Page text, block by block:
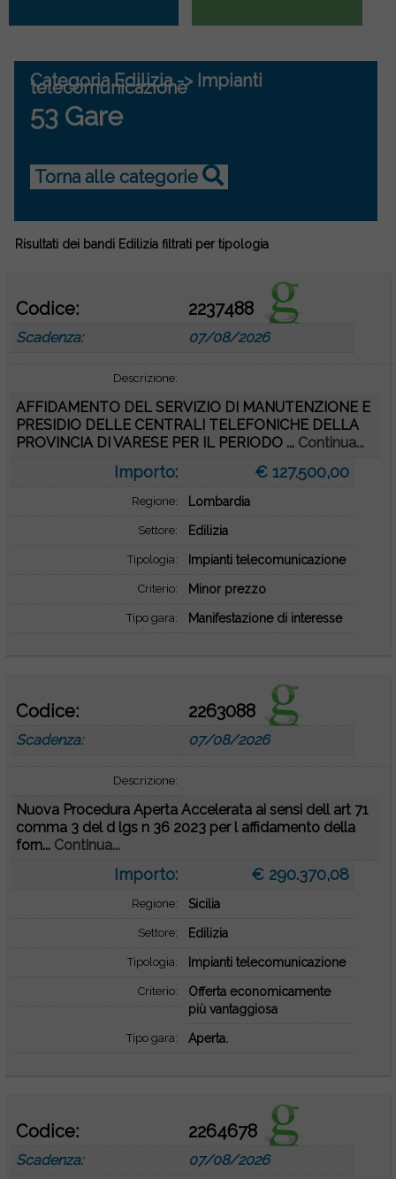
Categoria Edilizia -> Impianti
telecomunicazione
53 Gare
Torna alle categorie
Risultati dei bandi Edilizia filtrati per tipologia
Codice: 2237488
Scadenza: 07/08/2026
Descrizione:
AFFIDAMENTO DEL SERVIZIO DI MANUTENZIONE E
PRESIDIO DELLE CENTRALI TELEFONICHE DELLA
PROVINCIA DI VARESE PER IL PERIODO ... Continua...
Importo: € 127.500,00
Regione: Lombardia
Settore: Edilizia
Tipologia: Impianti telecomunicazione
Criterio: Minor prezzo
Tipo gara: Manifestazione di interesse
Codice: 2263088
Scadenza: 07/08/2026
Descrizione:
Nuova Procedura Aperta Accelerata ai sensi dell art 71
comma 3 del d lgs n 36 2023 per l affidamento della
forn... Continua...
Importo: € 290.370,08
Regione: Sicilia
Settore: Edilizia
Tipologia: Impianti telecomunicazione
Criterio:
Offerta economicamente
più vantaggiosa
Tipo gara: Aperta.
Codice: 2264678
Scadenza: 07/08/2026